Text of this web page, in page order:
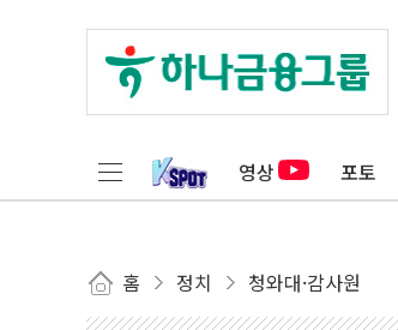
영상 포토
홈 정치 청와대·감사원